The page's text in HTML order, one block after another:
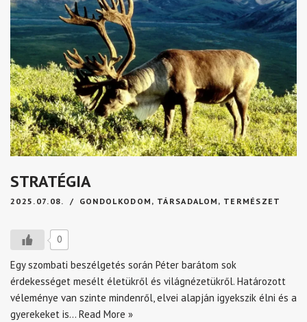
STRATÉGIA
2025.07.08. GONDOLKODOM , TÁRSADALOM , TERMÉSZET
0
Egy szombati beszélgetés során Péter barátom sok
érdekességet mesélt életükről és világnézetükről. Határozott
véleménye van szinte mindenről, elvei alapján igyekszik élni és a
gyerekeket is… Read More »